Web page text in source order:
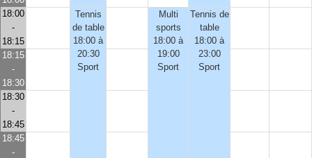
18:00
-
18:15
Tennis
de table
18:00 à
20:30
Sport
Multi
sports
18:00 à
19:00
Sport
Tennis de
table
18:00 à
23:00
Sport
18:15
-
18:30
18:30
-
18:45
18:45
-